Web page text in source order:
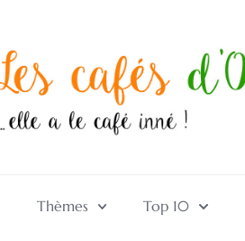
Thèmes Top 10